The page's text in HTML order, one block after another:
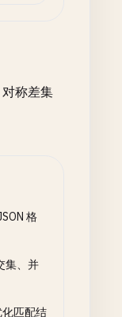
称差集
格
集、并
化匹配结